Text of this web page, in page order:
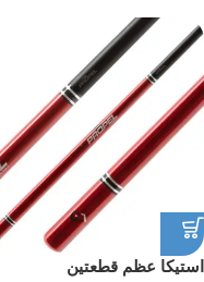
استيكا عظم قطعتين